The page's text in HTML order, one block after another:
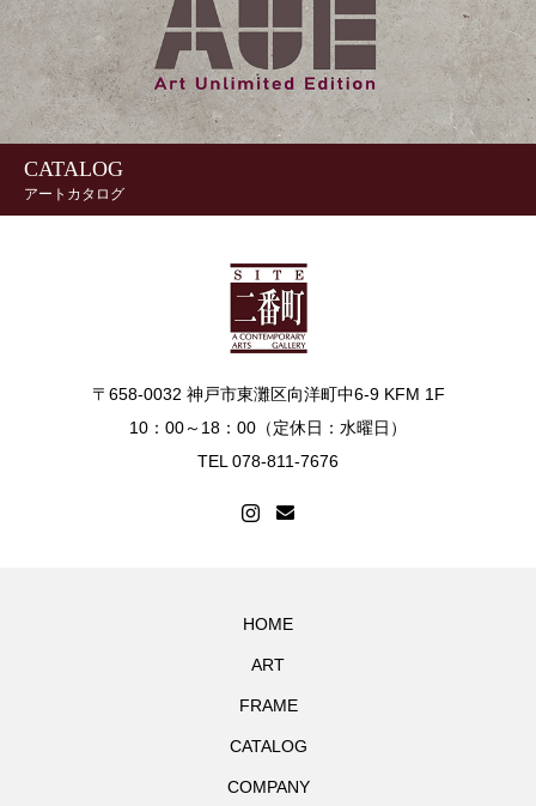
CATALOG
アートカタログ
〒658-0032 神戸市東灘区向洋町中6-9 KFM 1F
10：00～18：00（定休日：水曜日）
TEL 078-811-7676
HOME
ART
FRAME
CATALOG
COMPANY